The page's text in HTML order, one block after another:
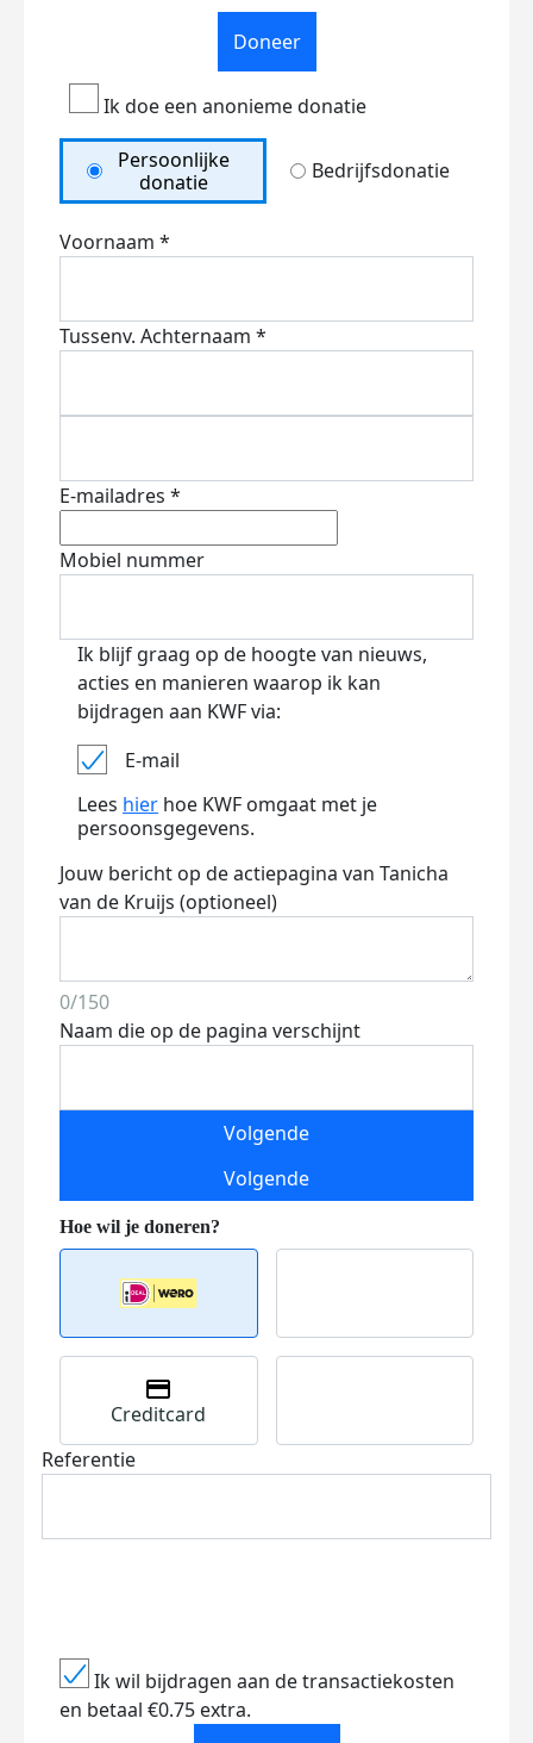
Doneer
Ik doe een anonieme donatie
Persoonlijke
donatie
Bedrijfsdonatie
Voornaam *
Tussenv. Achternaam *
E-mailadres *
Mobiel nummer
Ik blijf graag op de hoogte van nieuws,
acties en manieren waarop ik kan
bijdragen aan KWF via:
E-mail
Lees hier hoe KWF omgaat met je
persoonsgegevens.
Jouw bericht op de actiepagina van Tanicha
van de Kruijs (optioneel)
0/150
Naam die op de pagina verschijnt
Volgende
Volgende
Creditcard
Referentie
Ik wil bijdragen aan de transactiekosten
en betaal €0.75 extra.